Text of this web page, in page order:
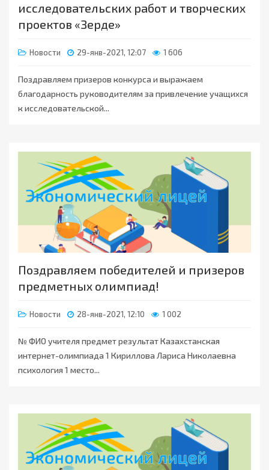
исследовательских работ и творческих
проектов «Зерде»
Новости 29-янв-2021, 12:07 1 606
Поздравляем призеров конкурса и выражаем
благодарность руководителям за привлечение учащихся
к исследовательской...
Поздравляем победителей и призеров
предметных олимпиад!
Новости 28-янв-2021, 12:10 1 002
№ ФИО учителя предмет результат Казахстанская
интернет-олимпиада 1 Кириллова Лариса Николаевна
психология 1 место...